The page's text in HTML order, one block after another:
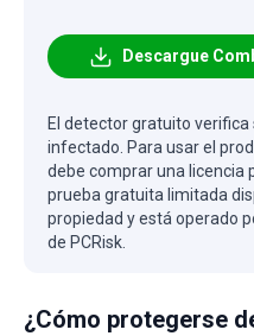
Descargue
El detector gratuito
infectado. Para usar el
debe comprar una licencia
prueba gratuita limitada
propiedad y está operado
de PCRisk.
¿Cómo protegerse